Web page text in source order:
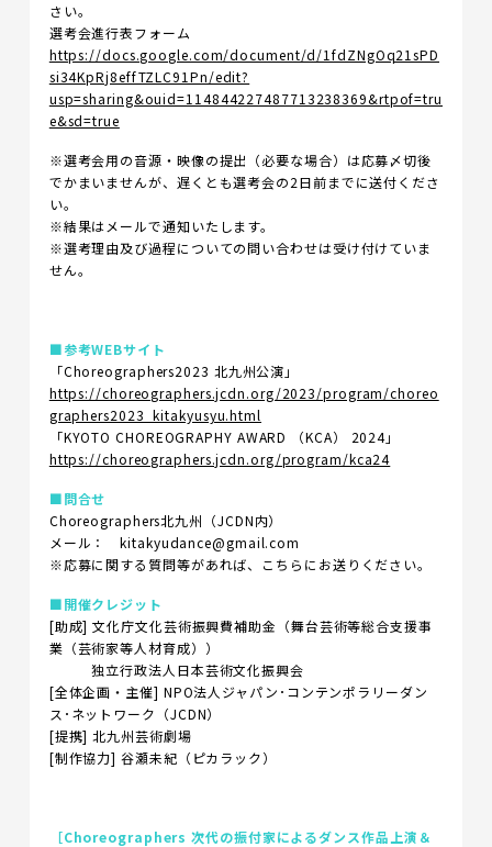
さい。
選考会進行表フォーム
https://docs.google.com/document/d/1fdZNgOq21sPD
si34KpRj8effTZLC91Pn/edit?
usp=sharing&ouid=114844227487713238369&rtpof=tru
e&sd=true
※選考会用の音源・映像の提出（必要な場合）は応募〆切後
でかまいませんが、遅くとも選考会の2日前までに送付くださ
い。
※結果はメールで通知いたします。
※選考理由及び過程についての問い合わせは受け付けていま
せん。
■参考WEBサイト
「Choreographers2023 北九州公演」
https://choreographers.jcdn.org/2023/program/choreo
graphers2023_kitakyusyu.html
「KYOTO CHOREOGRAPHY AWARD （KCA） 2024」
https://choreographers.jcdn.org/program/kca24
■問合せ
Choreographers北九州（JCDN内）
メール： kitakyudance@gmail.com
※応募に関する質問等があれば、こちらにお送りください。
■開催クレジット
[助成] 文化庁文化芸術振興費補助金（舞台芸術等総合支援事
業（芸術家等人材育成））
独立行政法人日本芸術文化振興会
[全体企画・主催] NPO法人ジャパン･コンテンポラリーダン
ス･ネットワーク（JCDN）
[提携] 北九州芸術劇場
[制作協力] 谷瀬未紀（ピカラック）
［Choreographers 次代の振付家によるダンス作品上演＆